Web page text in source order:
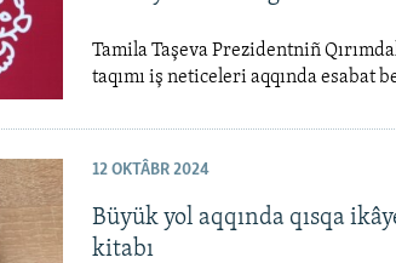
Tamila Taşeva Prezidentniñ
taqımı iş neticeleri aqqında esabat
12 OKTÂBR 2024
Büyük yol aqqında qısqa
kitabı